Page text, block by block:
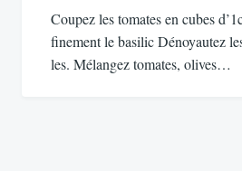
Coupez les tomates en cubes
finement le basilic Dénoyautez
les. Mélangez tomates, olives…